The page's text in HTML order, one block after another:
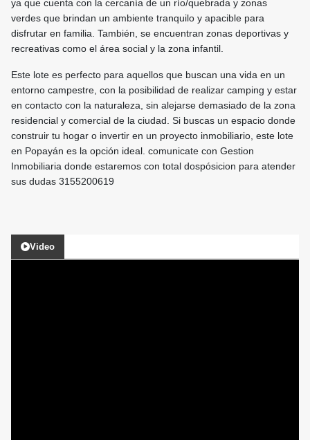
ya que cuenta con la cercanía de un río/quebrada y zonas
verdes que brindan un ambiente tranquilo y apacible para
disfrutar en familia. También, se encuentran zonas deportivas y
recreativas como el área social y la zona infantil.
Este lote es perfecto para aquellos que buscan una vida en un
entorno campestre, con la posibilidad de realizar camping y estar
en contacto con la naturaleza, sin alejarse demasiado de la zona
residencial y comercial de la ciudad. Si buscas un espacio donde
construir tu hogar o invertir en un proyecto inmobiliario, este lote
en Popayán es la opción ideal. comunicate con Gestion
Inmobiliaria donde estaremos con total dospósicion para atender
sus dudas 3155200619
Video